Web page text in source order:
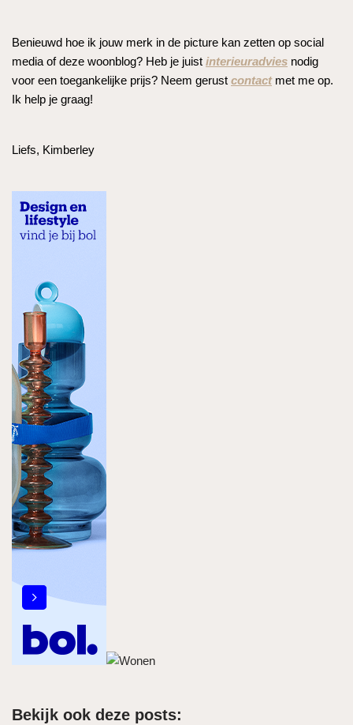
Benieuwd hoe ik jouw merk in de picture kan zetten op social
media of deze woonblog? Heb je juist interieuradvies nodig
voor een toegankelijke prijs? Neem gerust contactmet me op.
Ik help je graag!
Liefs, Kimberley
Bekijk ook deze posts: